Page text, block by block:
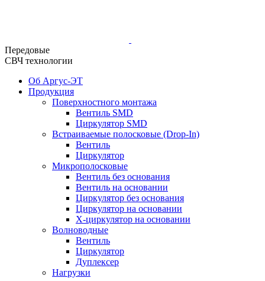
Передовые
СВЧ технологии
Об Аргус-ЭТ
Продукция
Поверхностного монтажа
Вентиль SMD
Циркулятор SMD
Встраиваемые полосковые (Drop-In)
Вентиль
Циркулятор
Микрополосковые
Вентиль без основания
Вентиль на основании
Циркулятор без основания
Циркулятор на основании
Х-циркулятор на основании
Волноводные
Вентиль
Циркулятор
Дуплексер
Нагрузки